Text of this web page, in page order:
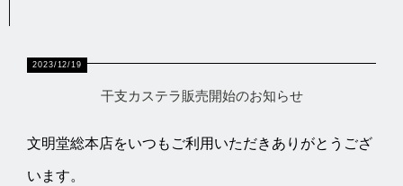
2023/12/19
干支カステラ販売開始のお知らせ
文明堂総本店をいつもご利用いただきありがとうござ
います。